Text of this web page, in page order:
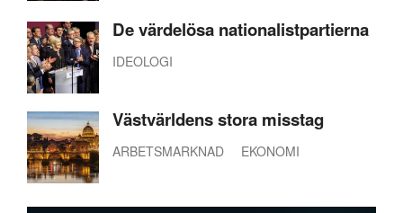
De värdelösa nationalistpartierna
IDEOLOGI
Västvärldens stora misstag
ARBETSMARKNAD EKONOMI